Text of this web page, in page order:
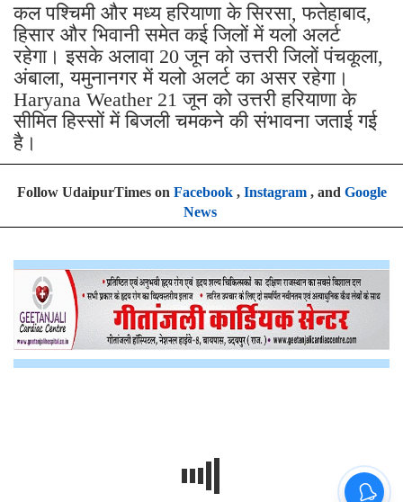
कल पश्चिमी और मध्य हरियाणा के सिरसा, फतेहाबाद,
हिसार और भिवानी समेत कई जिलों में यलो अलर्ट
रहेगा। इसके अलावा 20 जून को उत्तरी जिलों पंचकूला,
अंबाला, यमुनानगर में यलो अलर्ट का असर रहेगा।
Haryana Weather 21 जून को उत्तरी हरियाणा के
सीमित हिस्सों में बिजली चमकने की संभावना जताई गई
है।
Follow UdaipurTimes on Facebook, Instagram, and Google
News